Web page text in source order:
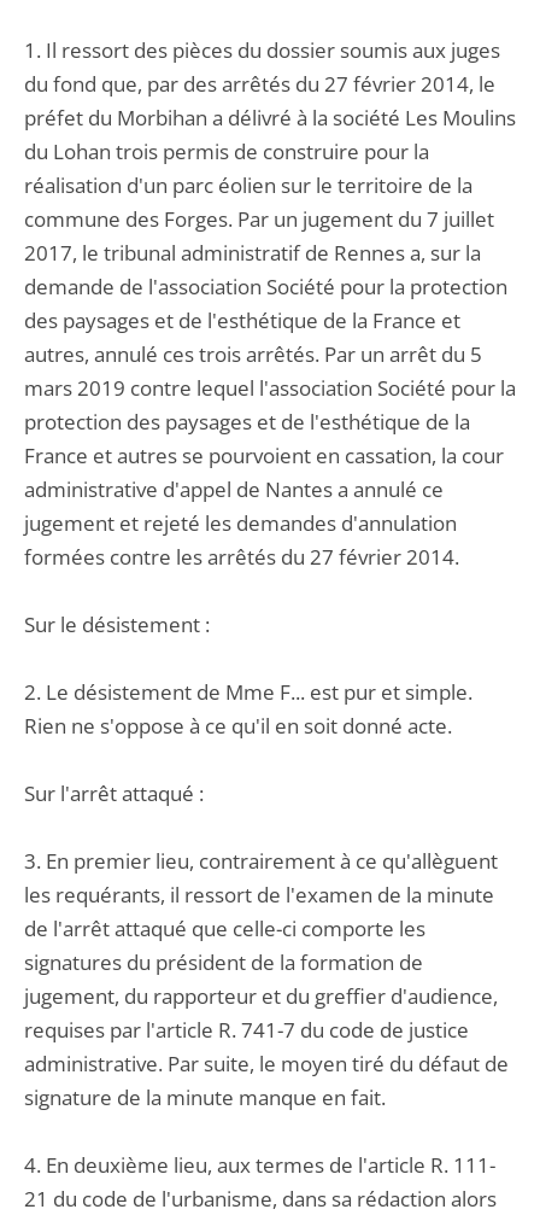
1. Il ressort des pièces du dossier soumis aux juges
du fond que, par des arrêtés du 27 février 2014, le
préfet du Morbihan a délivré à la société Les Moulins
du Lohan trois permis de construire pour la
réalisation d'un parc éolien sur le territoire de la
commune des Forges. Par un jugement du 7 juillet
2017, le tribunal administratif de Rennes a, sur la
demande de l'association Société pour la protection
des paysages et de l'esthétique de la France et
autres, annulé ces trois arrêtés. Par un arrêt du 5
mars 2019 contre lequel l'association Société pour la
protection des paysages et de l'esthétique de la
France et autres se pourvoient en cassation, la cour
administrative d'appel de Nantes a annulé ce
jugement et rejeté les demandes d'annulation
formées contre les arrêtés du 27 février 2014.
Sur le désistement :
2. Le désistement de Mme F... est pur et simple.
Rien ne s'oppose à ce qu'il en soit donné acte.
Sur l'arrêt attaqué :
3. En premier lieu, contrairement à ce qu'allèguent
les requérants, il ressort de l'examen de la minute
de l'arrêt attaqué que celle-ci comporte les
signatures du président de la formation de
jugement, du rapporteur et du greffier d'audience,
requises par l'article R. 741-7 du code de justice
administrative. Par suite, le moyen tiré du défaut de
signature de la minute manque en fait.
4. En deuxième lieu, aux termes de l'article R. 111-
21 du code de l'urbanisme, dans sa rédaction alors